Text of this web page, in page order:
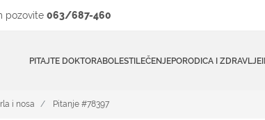
pozovite 063/687-460
PITAJTE DOKTORABOLESTILEČENJEPORODICA I ZDRAVLJE
i nosa Pitanje #78397